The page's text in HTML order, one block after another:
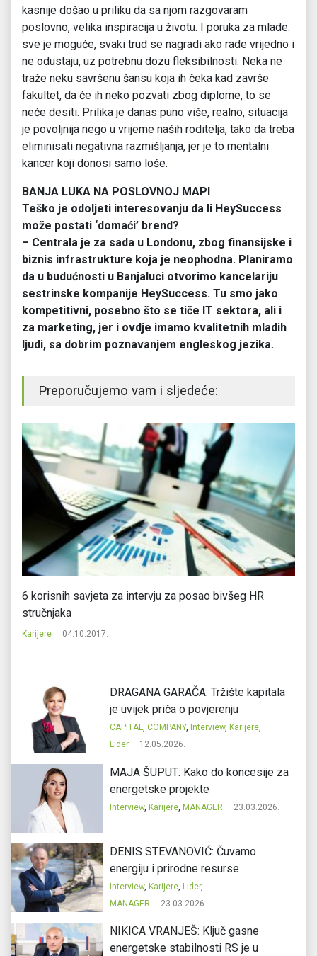
kasnije došao u priliku da sa njom razgovaram
poslovno, velika inspiracija u životu. I poruka za mlade:
sve je moguće, svaki trud se nagradi ako rade vrijedno i
ne odustaju, uz potrebnu dozu fleksibilnosti. Neka ne
traže neku savršenu šansu koja ih čeka kad završe
fakultet, da će ih neko pozvati zbog diplome, to se
neće desiti. Prilika je danas puno više, realno, situacija
je povoljnija nego u vrijeme naših roditelja, tako da treba
eliminisati negativna razmišljanja, jer je to mentalni
kancer koji donosi samo loše.
BANJA LUKA NA POSLOVNOJ MAPI
Teško je odoljeti interesovanju da li HeySuccess
može postati ‘domaći’ brend?
– Centrala je za sada u Londonu, zbog finansijske i
biznis infrastrukture koja je neophodna. Planiramo
da u budućnosti u Banjaluci otvorimo kancelariju
sestrinske kompanije HeySuccess. Tu smo jako
kompetitivni, posebno što se tiče IT sektora, ali i
za marketing, jer i ovdje imamo kvalitetnih mladih
ljudi, sa dobrim poznavanjem engleskog jezika.
Preporučujemo vam i sljedeće:
6 korisnih savjeta za intervju za posao bivšeg HR
stručnjaka
Karijere 04.10.2017.
DRAGANA GARAČA: Tržište kapitala
je uvijek priča o povjerenju
CAPITAL, COMPANY, Interview, Karijere,
Lider
12.05.2026.
MAJA ŠUPUT: Kako do koncesije za
energetske projekte
Interview, Karijere, MANAGER 23.03.2026.
DENIS STEVANOVIĆ: Čuvamo
energiju i prirodne resurse
Interview, Karijere, Lider,
MANAGER
23.03.2026.
NIKICA VRANJEŠ: Ključ gasne
energetske stabilnosti RS je u